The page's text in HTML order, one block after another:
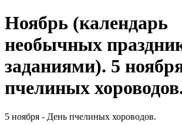
Ноябрь (календарь
необычных
заданиями). 5
пчелиных
5 ноября - День пчелиных хороводов.